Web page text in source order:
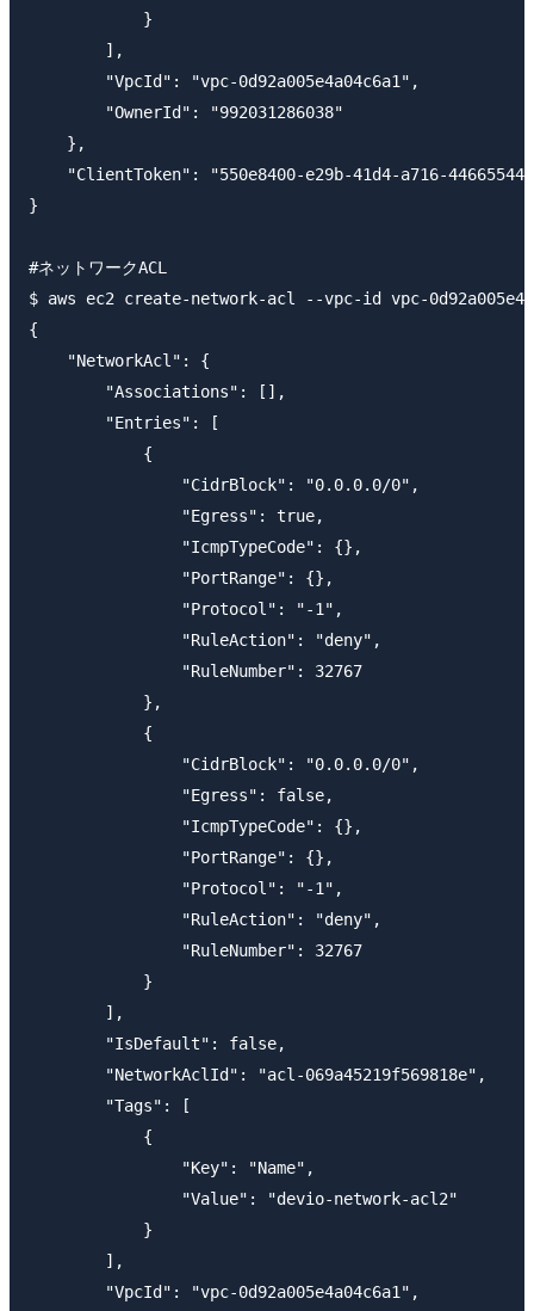
            }
        ],
        "VpcId": "vpc-0d92a005e4a04c6a1",
        "OwnerId": "992031286038"
    },
"ClientToken": "550e8400-e29b-41d4-a716-
}
#ネットワークACL
$ aws ec2 create-network-acl --vpc-id vpc-
{
    "NetworkAcl": {
        "Associations": [],
        "Entries": [
            {
                "CidrBlock": "0.0.0.0/0",
                "Egress": true,
                "IcmpTypeCode": {},
                "PortRange": {},
                "Protocol": "-1",
                "RuleAction": "deny",
                "RuleNumber": 32767
            },
            {
                "CidrBlock": "0.0.0.0/0",
                "Egress": false,
                "IcmpTypeCode": {},
                "PortRange": {},
                "Protocol": "-1",
                "RuleAction": "deny",
                "RuleNumber": 32767
            }
        ],
        "IsDefault": false,
        "NetworkAclId": "acl-069a45219f569818e",
        "Tags": [
            {
                "Key": "Name",
                "Value": "devio-network-acl2"
            }
        ],
        "VpcId": "vpc-0d92a005e4a04c6a1",